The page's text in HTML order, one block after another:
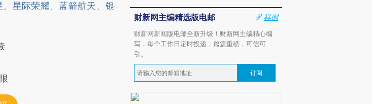
、 星际荣耀、蓝箭航天、银
财新网主编精选版电邮
样例
财新网新闻版电邮全新升级！财新网主编精心编
写，每个工作日定时投递，篇篇重磅，可信可
引。
订阅